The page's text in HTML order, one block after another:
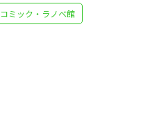
コミック・ラノベ館